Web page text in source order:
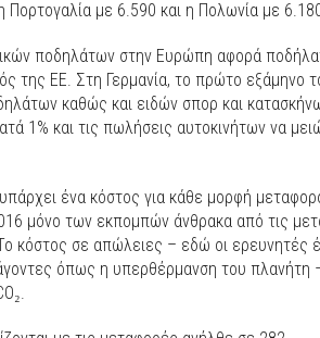
Πορτογαλία με 6.590 και η Πολωνία με
ποδηλάτων στην Ευρώπη αφορά
της ΕΕ. Στη Γερμανία, το πρώτο εξάμηνο
καθώς και ειδών σπορ και
1% και τις πωλήσεις αυτοκινήτων να
ένα κόστος για κάθε μορφή
μόνο των εκπομπών άνθρακα από τις
κόστος σε απώλειες – εδώ οι ερευνητές
όπως η υπερθέρμανση του πλανήτη